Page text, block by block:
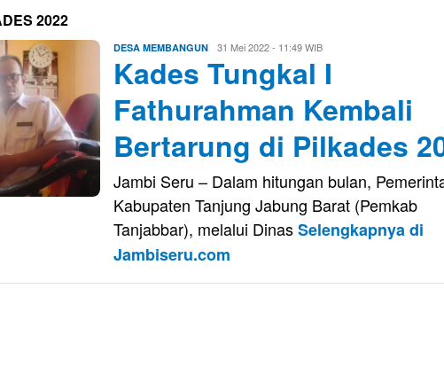
2022
DESA MEMBANGUN Eri
Saputra
31 Mei 2022 - 11:49 WIB
Kades Tungkal I
Fathurahman Kembali
Bertarung di Pilkades
Jambi Seru – Dalam hitungan bulan,
Kabupaten Tanjung Jabung Barat (Pemkab
Tanjabbar), melalui DinasSelengkapnya di
Jambiseru.com